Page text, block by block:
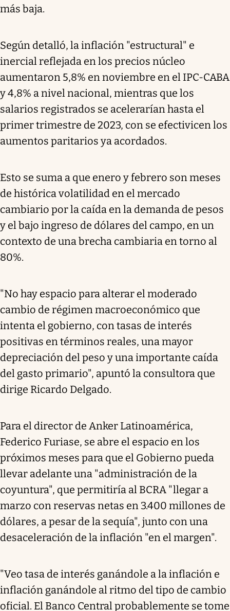
más baja.
Según detalló, la inflación "estructural" e
inercial reflejada en los precios núcleo
aumentaron 5,8% en noviembre en el IPC-CABA
y 4,8% a nivel nacional, mientras que los
salarios registrados se acelerarían hasta el
primer trimestre de 2023, con se efectivicen los
aumentos paritarios ya acordados.
Esto se suma a que enero y febrero son meses
de histórica volatilidad en el mercado
cambiario por la caída en la demanda de pesos
y el bajo ingreso de dólares del campo, en un
contexto de una brecha cambiaria en torno al
80%.
"No hay espacio para alterar el moderado
cambio de régimen macroeconómico que
intenta el gobierno, con tasas de interés
positivas en términos reales, una mayor
depreciación del peso y una importante caída
del gasto primario", apuntó la consultora que
dirige Ricardo Delgado.
Para el director de Anker Latinoamérica,
Federico Furiase, se abre el espacio en los
próximos meses para que el Gobierno pueda
llevar adelante una "administración de la
coyuntura", que permitiría al BCRA "llegar a
marzo con reservas netas en 3.400 millones de
dólares, a pesar de la sequía", junto con una
desaceleración de la inflación "en el margen".
"Veo tasa de interés ganándole a la inflación e
inflación ganándole al ritmo del tipo de cambio
oficial. El Banco Central probablemente se tome